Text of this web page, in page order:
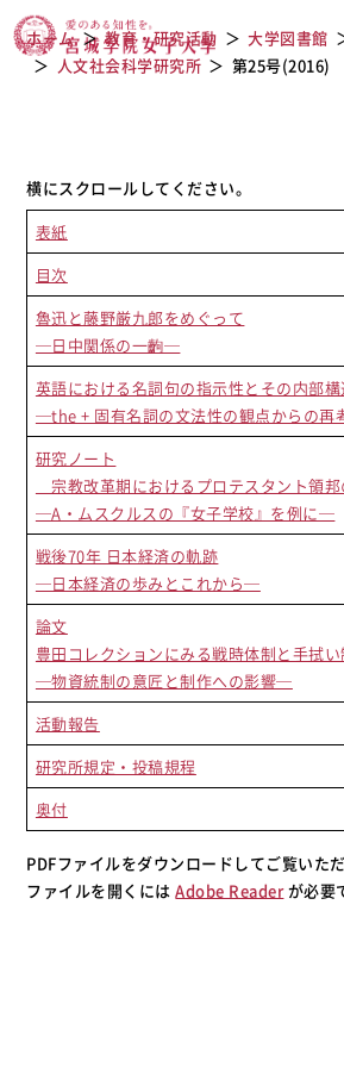
第25号(2016)
ホーム 教育・研究活動 大学図書館
人文社会科学研究所
第25号(2016)
表紙
目次
魯迅と藤野厳九郎をめぐって
─日中関係の一齣─
英語における名詞句の指示性とその内部
─the + 固有名詞の文法性の観点からの
研究ノート
宗教改革期におけるプロテスタント領
─A・ムスクルスの『女子学校』を例に─
戦後70年 日本経済の軌跡
─日本経済の歩みとこれから─
論文
豊田コレクションにみる戦時体制と手拭
─物資統制の意匠と制作への影響─
活動報告
研究所規定・投稿規程
奥付
PDFファイルをダウンロードしてご覧いただ
ファイルを開くにはAdobe Readerが必要